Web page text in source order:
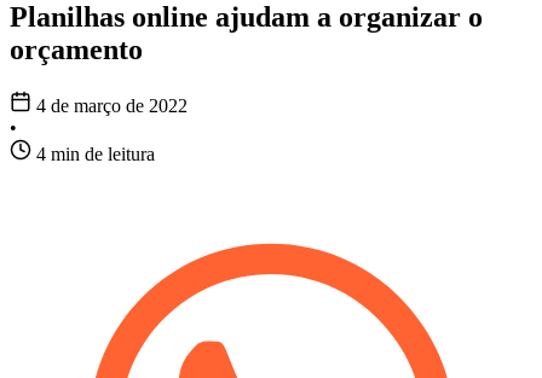
Planilhas online ajudam a organizar o
orçamento
4 de março de 2022
•
4 min de leitura